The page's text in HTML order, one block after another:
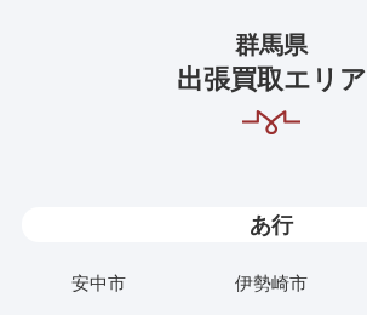
群馬県
出張買取エリア
あ行
安中市 伊勢崎市